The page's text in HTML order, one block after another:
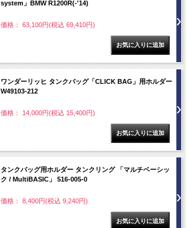
system」BMW R1200R(-'14)
価格： 63,100円(税込 69,410円)
ワンダーリッヒ タンクバッグ「CLICK BAG」用ホルダー
W49103-212
価格： 14,000円(税込 15,400円)
タンクバッグ用ホルダー タンクリング 「マルチベーシッ
ク / MultiBASIC」 516-005-0
価格： 8,400円(税込 9,240円)